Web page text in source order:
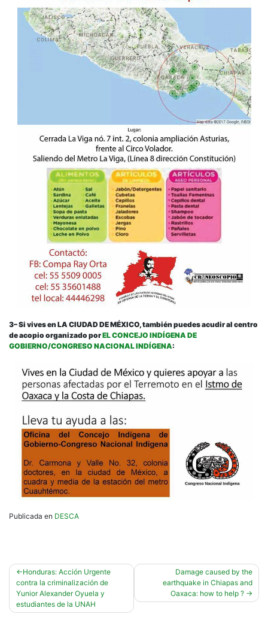
3– Si vives en LA CIUDAD DE MÉXICO, también puedes acudir al centro
de acopio organizado porEL CONCEJO INDÍGENA DE
GOBIERNO/CONGRESO NACIONAL INDÍGENA:
Publicada en DESCA
Navegación
de
entradas
Honduras: Acción Urgente
contra la criminalización de
Yunior Alexander Oyuela y
estudiantes de la UNAH
Damage caused by the
earthquake in Chiapas and
Oaxaca: how to help ?